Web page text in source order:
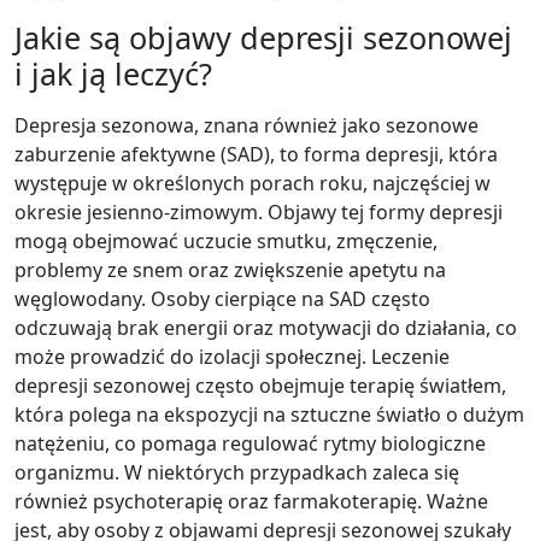
Jakie są objawy depresji sezonowej
i jak ją leczyć?
Depresja sezonowa, znana również jako sezonowe
zaburzenie afektywne (SAD), to forma depresji, która
występuje w określonych porach roku, najczęściej w
okresie jesienno-zimowym. Objawy tej formy depresji
mogą obejmować uczucie smutku, zmęczenie,
problemy ze snem oraz zwiększenie apetytu na
węglowodany. Osoby cierpiące na SAD często
odczuwają brak energii oraz motywacji do działania, co
może prowadzić do izolacji społecznej. Leczenie
depresji sezonowej często obejmuje terapię światłem,
która polega na ekspozycji na sztuczne światło o dużym
natężeniu, co pomaga regulować rytmy biologiczne
organizmu. W niektórych przypadkach zaleca się
również psychoterapię oraz farmakoterapię. Ważne
jest, aby osoby z objawami depresji sezonowej szukały